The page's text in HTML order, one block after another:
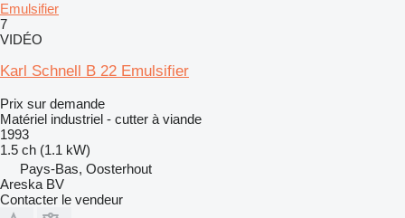
Emulsifier
7
VIDÉO
Karl Schnell B 22 Emulsifier
Prix sur demande
Matériel industriel - cutter à viande
1993
1.5 ch (1.1 kW)
Pays-Bas, Oosterhout
Areska BV
Contacter le vendeur